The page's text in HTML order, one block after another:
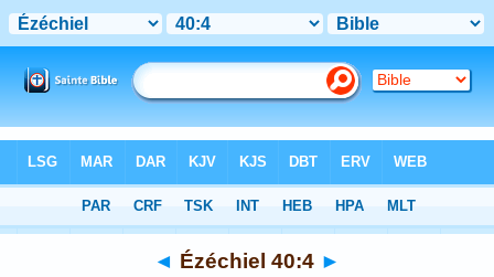
Chapitre 40> Verset 4
◄ Ézéchiel 40:4 ►